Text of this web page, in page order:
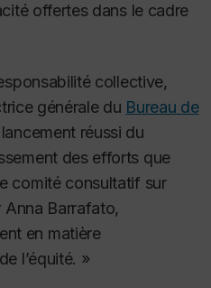
offertes dans le cadre
collective,
générale du Bureau de
réussi du
des efforts que
comité consultatif sur
Anna Barrafato,
en matière
l’équité. »